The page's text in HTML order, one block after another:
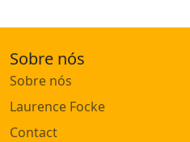
Sobre nós
Sobre nós
Laurence Focke
Contact